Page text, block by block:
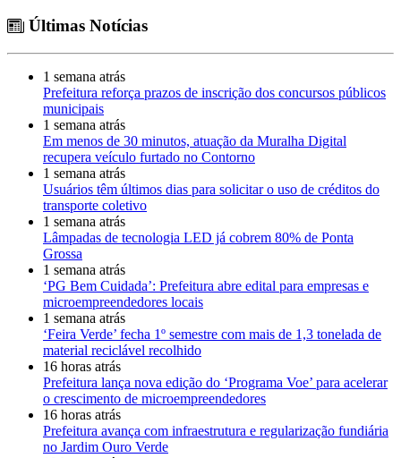
Últimas Notícias
1 semana atrás
Prefeitura reforça prazos de inscrição dos concursos públicos
municipais
1 semana atrás
Em menos de 30 minutos, atuação da Muralha Digital
recupera veículo furtado no Contorno
1 semana atrás
Usuários têm últimos dias para solicitar o uso de créditos do
transporte coletivo
1 semana atrás
Lâmpadas de tecnologia LED já cobrem 80% de Ponta
Grossa
1 semana atrás
‘PG Bem Cuidada’: Prefeitura abre edital para empresas e
microempreendedores locais
1 semana atrás
‘Feira Verde’ fecha 1º semestre com mais de 1,3 tonelada de
material reciclável recolhido
16 horas atrás
Prefeitura lança nova edição do ‘Programa Voe’ para acelerar
o crescimento de microempreendedores
16 horas atrás
Prefeitura avança com infraestrutura e regularização fundiária
no Jardim Ouro Verde